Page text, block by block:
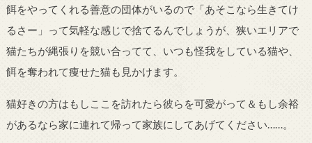
餌をやってくれる善意の団体がいるので「あそこなら生きてけ
るさー」って気軽な感じで捨てるんでしょうが、狭いエリアで
猫たちが縄張りを競い合ってて、いつも怪我をしている猫や、
餌を奪われて痩せた猫も見かけます。
猫好きの方はもしここを訪れたら彼らを可愛がって＆もし余裕
があるなら家に連れて帰って家族にしてあげてください……。